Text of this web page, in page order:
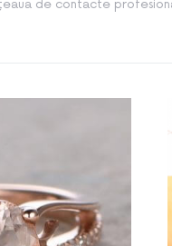
de contacte